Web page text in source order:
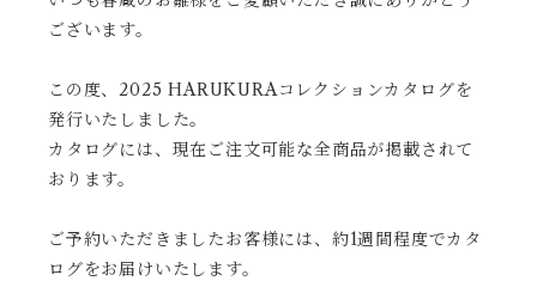
ございます。
この度、2025 HARUKURAコレクションカタログを
発行いたしました。
カタログには、現在ご注文可能な全商品が掲載されて
おります。
ご予約いただきましたお客様には、約1週間程度でカタ
ログをお届けいたします。